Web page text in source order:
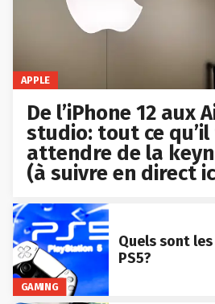
APPLE
De l’iPhone 12 aux
studio: tout ce
attendre de la
(à suivre en direct
GAMING
Quels sont
PS5?